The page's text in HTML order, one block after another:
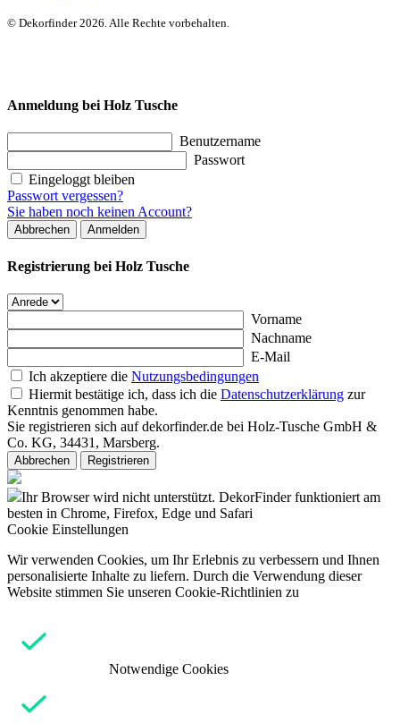
© Dekorfinder 2026. Alle Rechte vorbehalten.
Anmeldung bei Holz Tusche
Benutzername
Passwort
Eingeloggt bleiben
Passwort vergessen?
Sie haben noch keinen Account?
Abbrechen Anmelden
Registrierung bei Holz Tusche
Vorname
Nachname
E-Mail
Ich akzeptiere die Nutzungsbedingungen
Hiermit bestätige ich, dass ich die Datenschutzerklärung zur
Kenntnis genommen habe.
Sie registrieren sich auf dekorfinder.de bei Holz-Tusche GmbH &
Co. KG, 34431, Marsberg.
Abbrechen Registrieren
Ihr Browser wird nicht unterstützt. DekorFinder funktioniert am
besten in Chrome, Firefox, Edge und Safari
Cookie Einstellungen
Wir verwenden Cookies, um Ihr Erlebnis zu verbessern und Ihnen
personalisierte Inhalte zu liefern. Durch die Verwendung dieser
Website stimmen Sie unseren Cookie-Richtlinien zu
Notwendige Cookies